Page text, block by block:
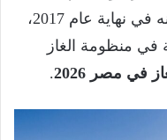
من الغاز، وقد بدأ الإنتاج الفعلي منه في نهاية عام 2017،
في منظومة الغاز
في مصر 2026 .